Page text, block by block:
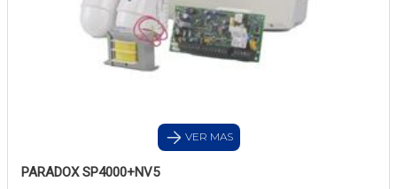
VER MAS
PARADOX SP4000+NV5